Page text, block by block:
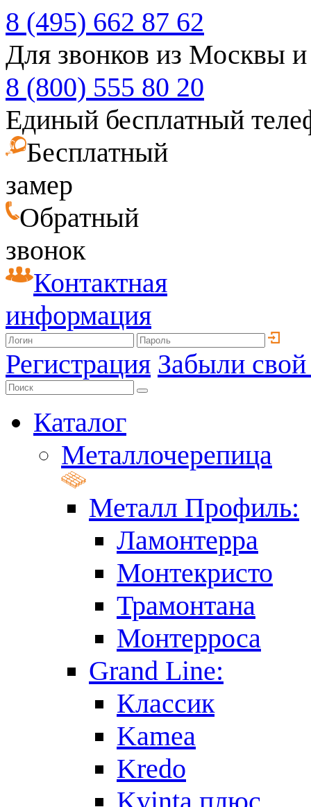
8 (495) 662 87 62
Для звонков из Москвы
8 (800) 555 80 20
Единый бесплатный
Бесплатный
замер
Обратный
звонок
Контактная
информация
Регистрация Забыли
Каталог
Металлочерепица
Металл Профиль:
Ламонтерра
Монтекристо
Трамонтана
Монтерроса
Grand Line:
Классик
Kamea
Kredo